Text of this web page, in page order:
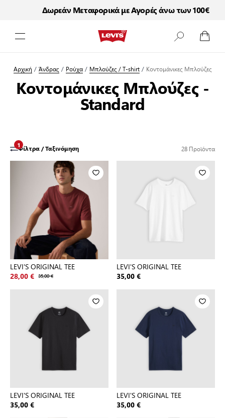
Δωρεάν Μεταφορικά με Αγορές άνω των 100€
Αρχική / Άνδρας / Ρούχα / Μπλούζες / T-shirt / Κοντομάνικες Μπλούζες
Κοντομάνικες Μπλούζες -
Standard
Φίλτρα / Ταξινόμηση
1 28Προϊόντα
LEVI'S ORIGINAL TEE
28,00 € 35,00 €
LEVI'S ORIGINAL TEE
35,00 €
LEVI'S ORIGINAL TEE
35,00 €
LEVI'S ORIGINAL TEE
35,00 €